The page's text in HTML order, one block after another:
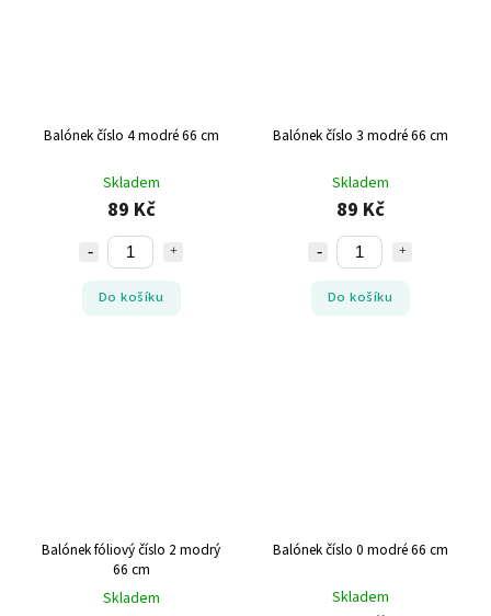
Balónek číslo 4 modré 66 cm
Skladem
89 Kč
Do košíku
Balónek číslo 3 modré 66 cm
Skladem
89 Kč
Do košíku
Balónek fóliový číslo 2 modrý
66 cm
Skladem
Balónek číslo 0 modré 66 cm
Skladem